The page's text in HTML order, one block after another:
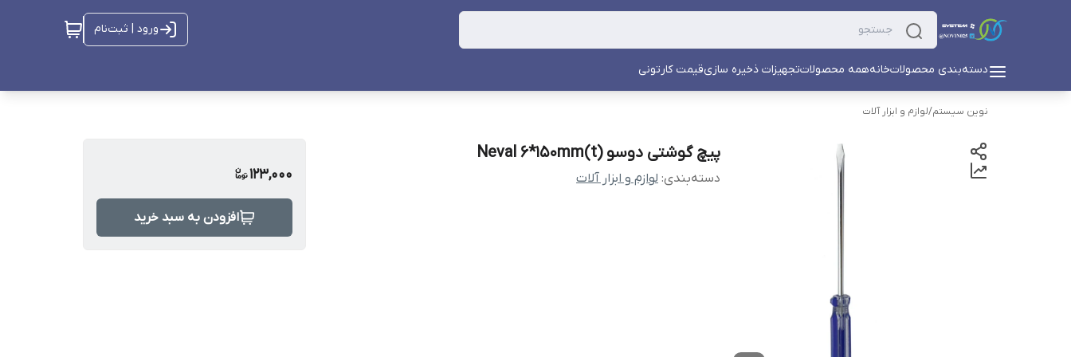
ورود | ثبت‌نام
دسته‌بندی محصولاتخانههمه محصولاتتجهیزات ذخیره سازیقیمت کارتونی
نوین سیستم/لوازم و ابزار آلات
پیچ گوشتی دوسو Neval 6*150mm(t)
دسته‌بندی: لوازم و ابزار آلات 123,000
افزودن به سبد خرید